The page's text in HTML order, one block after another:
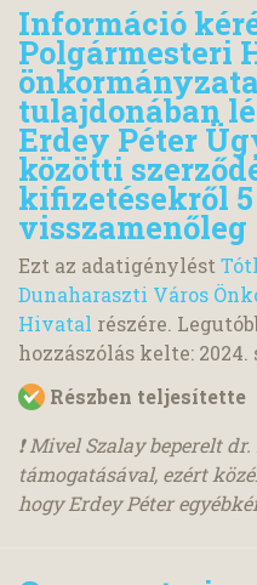
Információ
Polgármesteri
tulajdonában
Erdey Péter
közötti
kifizetésekről
visszamenőleg
Ezt az adatigénylést
Dunaharaszti Város
Hivatal részére.
hozzászólás kelte: 2024.
Részben teljesítette
❗️ Mivel Szalay beperelt
támogatásával, ezért
hogy Erdey Péter